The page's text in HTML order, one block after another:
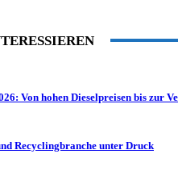
Von hohen Dieselpreisen bis zur
Recyclingbranche unter Druck